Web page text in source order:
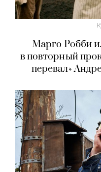
Марго Робби
в повторный
перевал»